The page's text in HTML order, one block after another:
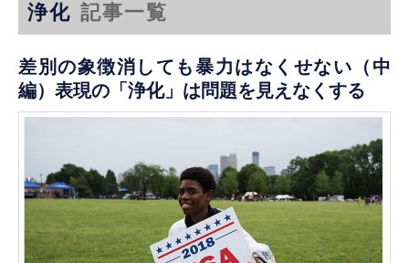
浄化 記事一覧
差別の象徴消しても暴力はなくせない（中
編）表現の「浄化」は問題を見えなくする